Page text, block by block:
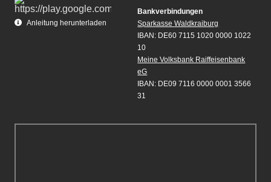
Anleitung herunterladen
Bankverbindungen
Sparkasse Waldkraiburg
IBAN: DE60 7115 1020 0000 1022
10
Meine Volksbank Raiffeisenbank
eG
IBAN: DE09 7116 0000 0001 3566
31